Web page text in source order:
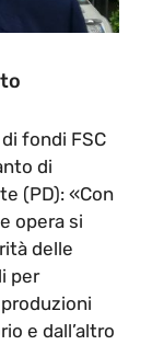
fondi FSC
di
(PD): «Con
opera si
delle
per
e dall’altro